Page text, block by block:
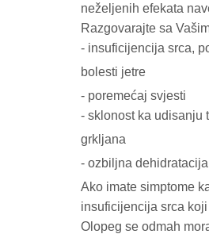
neželjenih efekata
Razgovarajte sa
- insuficijencija srca,
bolesti jetre
- poremećaj svjesti
- sklonost ka udisanju
grkljana
- ozbiljna dehidratacija
Ako imate simptome
insuficijencija srca
Olopeg se odmah